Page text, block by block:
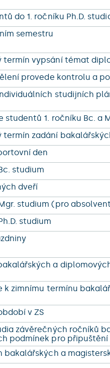
do 1. ročníku Ph.D.
semestru
termín vypsání témat
provede kontrolu a
studijních
studentů 1. ročníku Bc. a
termín zadání
den
studium
dveří
studium (pro
studium
a
k zimnímu termínu
v ZS
závěrečných ročníků
podmínek pro připuštění
bakalářských a